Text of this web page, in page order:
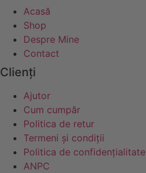
Acasă
Shop
Despre Mine
Contact
Clienți
Ajutor
Cum cumpăr
Politica de retur
Termeni și condiții
Politica de confidențialitate
ANPC